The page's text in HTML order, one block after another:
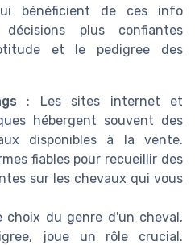
bénéficient de ces info
plus confiantes
et le pedigree des
: Les sites internet et
hébergent souvent des
disponibles à la vente.
fiables pour recueillir des
sur les chevaux qui vous
choix du genre d'un cheval,
joue un rôle crucial.